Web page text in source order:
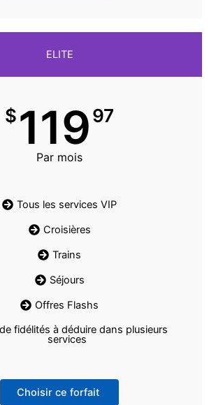
ELITE
$11997
Par mois
Tous les services VIP
Croisières
Trains
Séjours
Offres Flashs
fidélités à déduire dans plusieurs
services
Choisir ce forfait